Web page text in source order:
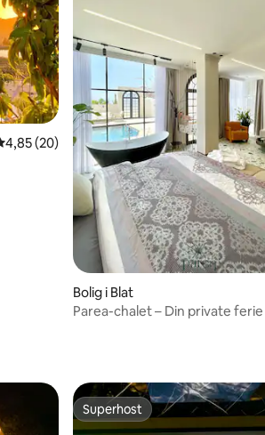
omtaler
ud af 5 i gennemsnitlig bedømmelse,
4,85 (20)
Bolig i Blat
Parea-chalet – Din private ferie
Superhost
Superhost